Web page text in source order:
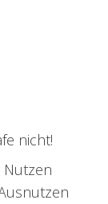
nicht!
Nutzen